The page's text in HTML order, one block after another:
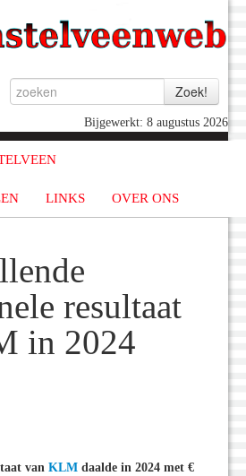
Bijgewerkt: 8 augustus 2026
LINKS OVER ONS
resultaat
in 2024
van KLM daalde in 2024 met €